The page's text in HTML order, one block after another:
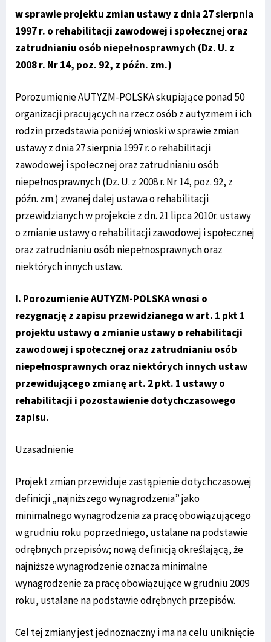
w sprawie projektu zmian ustawy z dnia 27 sierpnia
1997 r. o rehabilitacji zawodowej i społecznej oraz
zatrudnianiu osób niepełnosprawnych (Dz. U. z
2008 r. Nr 14, poz. 92, z późn. zm.)
Porozumienie AUTYZM-POLSKA skupiające ponad 50
organizacji pracujących na rzecz osób z autyzmem i ich
rodzin przedstawia poniżej wnioski w sprawie zmian
ustawy z dnia 27 sierpnia 1997 r. o rehabilitacji
zawodowej i społecznej oraz zatrudnianiu osób
niepełnosprawnych (Dz. U. z 2008 r. Nr 14, poz. 92, z
późn. zm.) zwanej dalej ustawa o rehabilitacji
przewidzianych w projekcie z dn. 21 lipca 2010r. ustawy
o zmianie ustawy o rehabilitacji zawodowej i społecznej
oraz zatrudnianiu osób niepełnosprawnych oraz
niektórych innych ustaw.
I. Porozumienie AUTYZM-POLSKA wnosi o
rezygnację z zapisu przewidzianego w art. 1 pkt 1
projektu ustawy o zmianie ustawy o rehabilitacji
zawodowej i społecznej oraz zatrudnianiu osób
niepełnosprawnych oraz niektórych innych ustaw
przewidującego zmianę art. 2 pkt. 1 ustawy o
rehabilitacji i pozostawienie dotychczasowego
zapisu.
Uzasadnienie
Projekt zmian przewiduje zastąpienie dotychczasowej
definicji „najniższego wynagrodzenia” jako
minimalnego wynagrodzenia za pracę obowiązującego
w grudniu roku poprzedniego, ustalane na podstawie
odrębnych przepisów; nową definicją określającą, że
najniższe wynagrodzenie oznacza minimalne
wynagrodzenie za pracę obowiązujące w grudniu 2009
roku, ustalane na podstawie odrębnych przepisów.
Cel tej zmiany jest jednoznaczny i ma na celu uniknięcie